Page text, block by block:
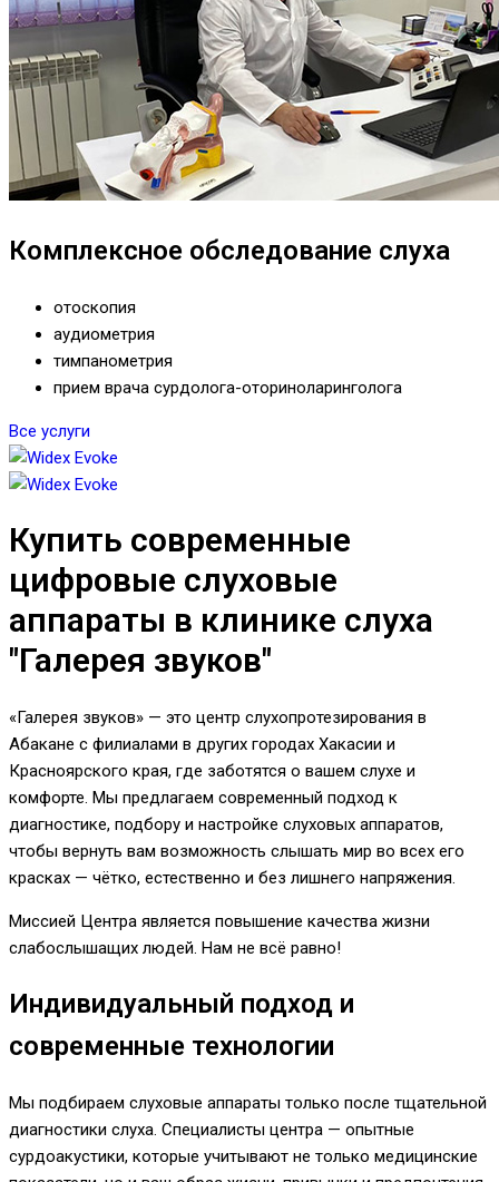
Комплексное обследование слуха
отоскопия
аудиометрия
тимпанометрия
прием врача сурдолога-оториноларинголога
Все услуги
Купить современные
цифровые слуховые
аппараты в клинике слуха
"Галерея звуков"
«Галерея звуков» — это центр слухопротезирования в
Абакане с филиалами в других городах Хакасии и
Красноярского края, где заботятся о вашем слухе и
комфорте. Мы предлагаем современный подход к
диагностике, подбору и настройке слуховых аппаратов,
чтобы вернуть вам возможность слышать мир во всех его
красках — чётко, естественно и без лишнего напряжения.
Миссией Центра является повышение качества жизни
слабослышащих людей. Нам не всё равно!
Индивидуальный подход и
современные технологии
Мы подбираем слуховые аппараты только после тщательной
диагностики слуха. Специалисты центра — опытные
сурдоакустики, которые учитывают не только медицинские